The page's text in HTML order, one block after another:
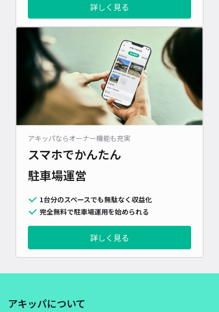
詳しく見る
アキッパならオーナー機能も充実
スマホでかんたん
駐車場運営
1台分のスペースでも無駄なく収益化
完全無料で駐車場運用を始められる
詳しく見る
アキッパについて